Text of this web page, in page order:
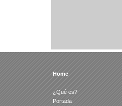
Home
¿Qué es?
Portada